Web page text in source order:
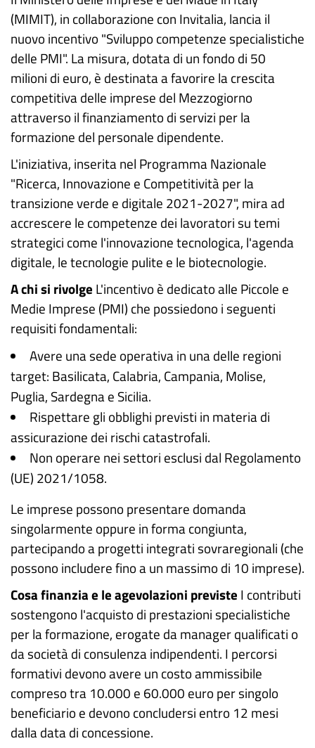
(MIMIT), in collaborazione con Invitalia, lancia il
nuovo incentivo "Sviluppo competenze specialistiche
delle PMI". La misura, dotata di un fondo di 50
milioni di euro, è destinata a favorire la crescita
competitiva delle imprese del Mezzogiorno
attraverso il finanziamento di servizi per la
formazione del personale dipendente.
L'iniziativa, inserita nel Programma Nazionale
"Ricerca, Innovazione e Competitività per la
transizione verde e digitale 2021-2027", mira ad
accrescere le competenze dei lavoratori su temi
strategici come l'innovazione tecnologica, l'agenda
digitale, le tecnologie pulite e le biotecnologie.
A chi si rivolge L'incentivo è dedicato alle Piccole e
Medie Imprese (PMI) che possiedono i seguenti
requisiti fondamentali:
Avere una sede operativa in una delle regioni
target: Basilicata, Calabria, Campania, Molise,
Puglia, Sardegna e Sicilia.
Rispettare gli obblighi previsti in materia di
assicurazione dei rischi catastrofali.
Non operare nei settori esclusi dal Regolamento
(UE) 2021/1058.
Le imprese possono presentare domanda
singolarmente oppure in forma congiunta,
partecipando a progetti integrati sovraregionali (che
possono includere fino a un massimo di 10 imprese).
Cosa finanzia e le agevolazioni previste I contributi
sostengono l'acquisto di prestazioni specialistiche
per la formazione, erogate da manager qualificati o
da società di consulenza indipendenti. I percorsi
formativi devono avere un costo ammissibile
compreso tra 10.000 e 60.000 euro per singolo
beneficiario e devono concludersi entro 12 mesi
dalla data di concessione.